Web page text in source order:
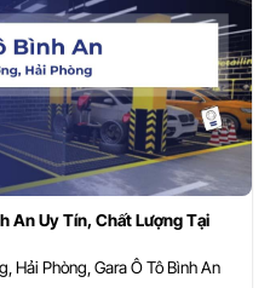
An Uy Tín, Chất Lượng Tại
Hải Phòng, Gara Ô Tô Bình An